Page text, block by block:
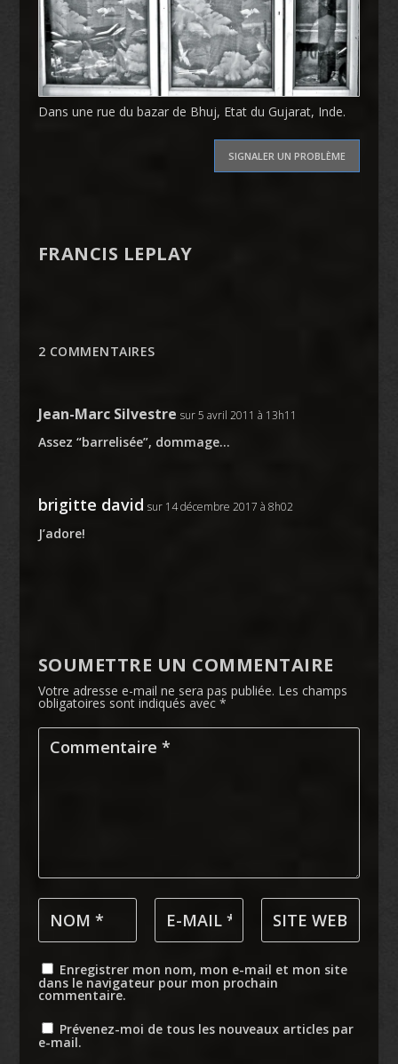
Dans une rue du bazar de Bhuj, Etat du Gujarat, Inde.
SIGNALER UN PROBLÈME
FRANCIS LEPLAY
2 COMMENTAIRES
Jean-Marc Silvestre sur 5 avril 2011 à 13h11
Assez “barrelisée”, dommage…
brigitte david sur 14 décembre 2017 à 8h02
J’adore!
SOUMETTRE UN COMMENTAIRE
Votre adresse e-mail ne sera pas publiée. Les champs
obligatoires sont indiqués avec *
Enregistrer mon nom, mon e-mail et mon site
dans le navigateur pour mon prochain
commentaire.
Prévenez-moi de tous les nouveaux articles par
e-mail.